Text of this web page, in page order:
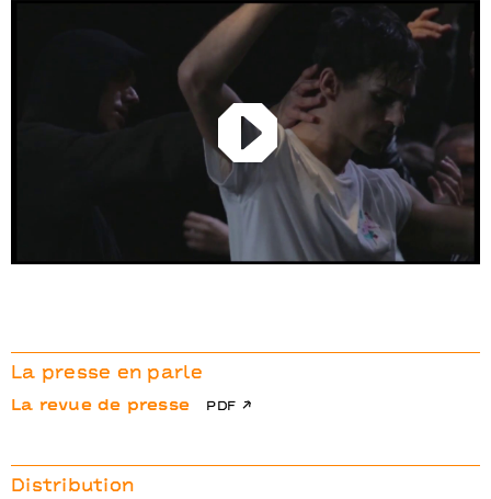
Play
La presse en parle
La revue de presse pdf
Distribution